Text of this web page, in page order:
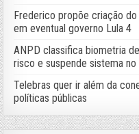
Frederico propõe criação
em eventual governo Lula 4
ANPD classifica biometria
risco e suspende sistema no
Telebras quer ir além da
políticas públicas